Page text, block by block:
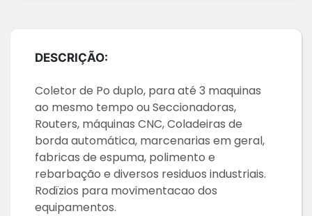
DESCRIÇÃO:
Coletor de Po duplo, para até 3 maquinas
ao mesmo tempo ou Seccionadoras,
Routers, máquinas CNC, Coladeiras de
borda automática, marcenarias em geral,
fabricas de espuma, polimento e
rebarbação e diversos residuos industriais.
Rodïzios para movimentacao dos
equipamentos.